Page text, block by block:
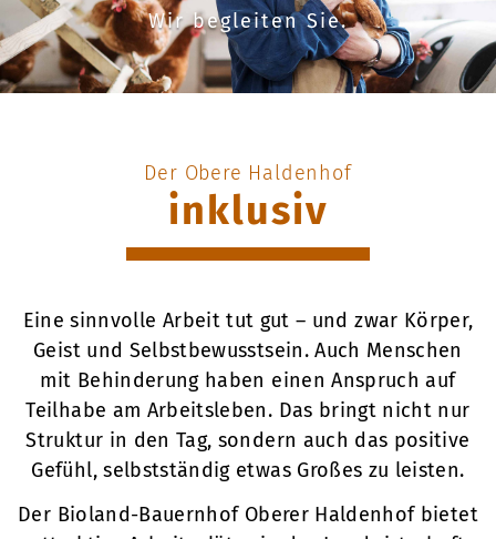
Wir begleiten Sie.
Der Obere Haldenhof
inklusiv
Eine sinnvolle Arbeit tut gut – und zwar Körper,
Geist und Selbstbewusstsein. Auch Menschen
mit Behinderung haben einen Anspruch auf
Teilhabe am Arbeitsleben. Das bringt nicht nur
Struktur in den Tag, sondern auch das positive
Gefühl, selbstständig etwas Großes zu leisten.
Der Bioland-Bauernhof Oberer Haldenhof bietet